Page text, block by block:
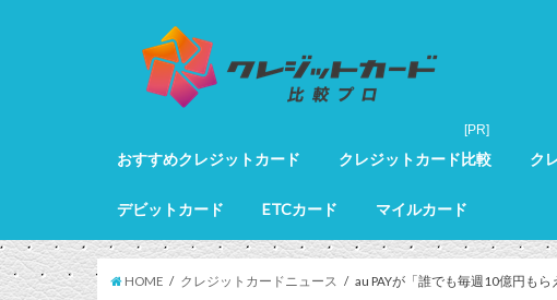
おすすめクレジットカード
クレジットカード全カードランキング
クレジットカードランキング
ゴールドカードランキング
プラチナカードランキング
ブラックカードランキング
クレジットカード比較
クレジットカード詳細
ク
デビットカード
デビットカード比較
デビットカードランキング
ETCカード マイルカード
マイルカードランキング
HOME クレジットカードニュース au PAYが「誰でも毎週10億円も